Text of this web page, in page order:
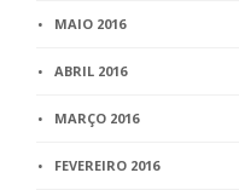
MAIO 2016
ABRIL 2016
MARÇO 2016
FEVEREIRO 2016